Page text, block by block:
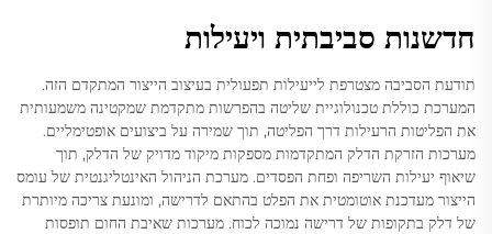
חדשנות סביבתית ויעילות
תודעת הסביבה מצטרפת לייעילות תפעולית בעיצוב הייצור המתקדם הזה.
המערכת כוללת טכנולוגיית שליטה בהפרשות מתקדמת שמקטינה משמעותית
את הפליטות הרעילות דרך הפליטה, תוך שמירה על ביצועים אופטימליים.
מערכות הזרקת הדלק המתקדמות מספקות מיקוד מדויק של הדלק, תוך
שיאוף יעילות השריפה ופחת הפסדים. מערכת הניהול האינטליגנטית של עומס
הייצור מעדכנת אוטומטית את הפלט בהתאם לדרישה, ומונעת צריכה מיותרת
של דלק בתקופות של דרישה נמוכה לכוח. מערכות שאיבת החום תופסות